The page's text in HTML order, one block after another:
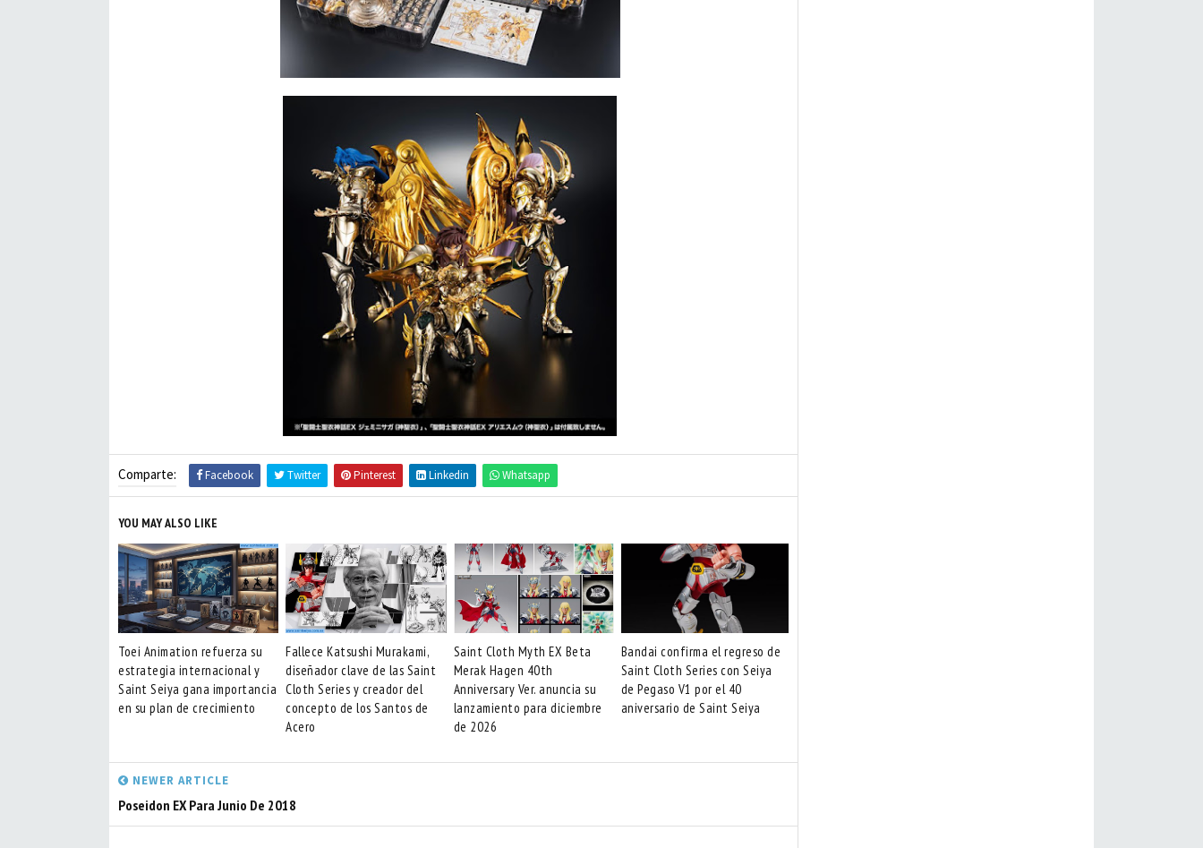
Comparte: Facebook Twitter Pinterest Linkedin Whatsapp
YOU MAY ALSO LIKE
Toei Animation refuerza su
estrategia internacional y
Saint Seiya gana importancia
en su plan de crecimiento
Fallece Katsushi Murakami,
diseñador clave de las Saint
Cloth Series y creador del
concepto de los Santos de
Acero
Saint Cloth Myth EX Beta
Merak Hagen 40th
Anniversary Ver. anuncia su
lanzamiento para diciembre
de 2026
Bandai confirma el regreso de
Saint Cloth Series con Seiya
de Pegaso V1 por el 40
aniversario de Saint Seiya
NEWER ARTICLE
Poseidon EX Para Junio De 2018